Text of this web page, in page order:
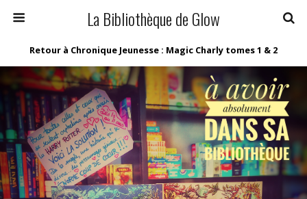
La Bibliothèque de Glow
Retour à Chronique Jeunesse : Magic Charly tomes 1 & 2